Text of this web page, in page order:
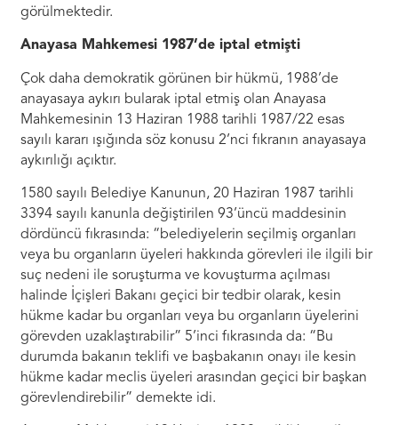
görülmektedir.
Anayasa Mahkemesi 1987’de iptal etmişti
Çok daha demokratik görünen bir hükmü, 1988’de
anayasaya aykırı bularak iptal etmiş olan Anayasa
Mahkemesinin 13 Haziran 1988 tarihli 1987/22 esas
sayılı kararı ışığında söz konusu 2’nci fıkranın anayasaya
aykırılığı açıktır.
1580 sayılı Belediye Kanunun, 20 Haziran 1987 tarihli
3394 sayılı kanunla değiştirilen 93’üncü maddesinin
dördüncü fıkrasında: “belediyelerin seçilmiş organları
veya bu organların üyeleri hakkında görevleri ile ilgili bir
suç nedeni ile soruşturma ve kovuşturma açılması
halinde İçişleri Bakanı geçici bir tedbir olarak, kesin
hükme kadar bu organları veya bu organların üyelerini
görevden uzaklaştırabilir” 5’inci fıkrasında da: “Bu
durumda bakanın teklifi ve başbakanın onayı ile kesin
hükme kadar meclis üyeleri arasından geçici bir başkan
görevlendirebilir” demekte idi.